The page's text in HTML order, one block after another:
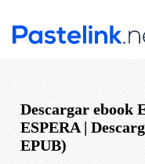
Descargar ebook
ESPERA |
EPUB)